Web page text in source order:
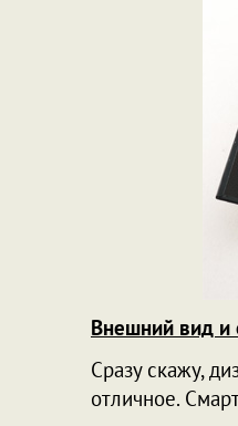
Внешний вид и
Сразу скажу,
отличное.